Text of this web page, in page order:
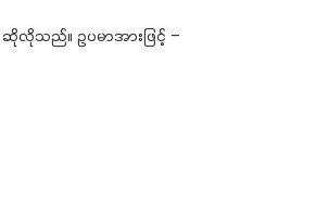
လိုသည်။ ဥပမာအားဖြင့် –